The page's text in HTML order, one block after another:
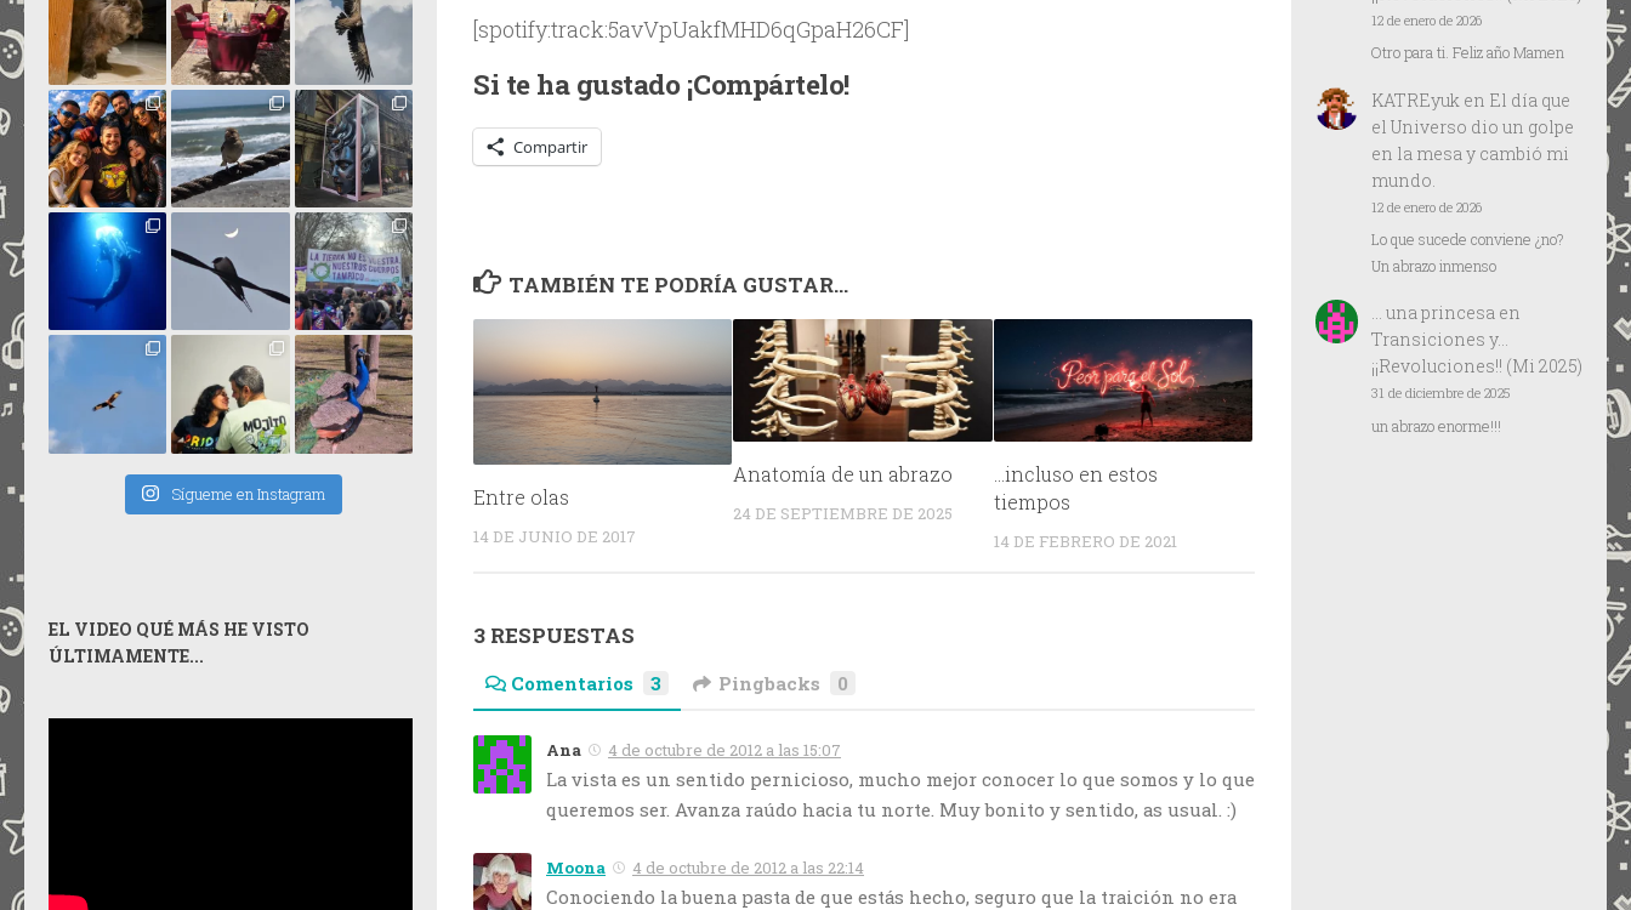
[spotify:track:5avVpUakfMHD6qGpaH26CF]
Si te ha gustado ¡Compártelo!
Compartir
TAMBIÉN TE PODRÍA GUSTAR...
Entre olas
14 DE JUNIO DE 2017
Anatomía de un abrazo
24 DE SEPTIEMBRE DE 2025
…incluso en estos
tiempos
14 DE FEBRERO DE 2021
3 RESPUESTAS
Comentarios 3 Pingbacks 0
Ana 4 de octubre de 2012 a las 15:07
La vista es un sentido pernicioso, mucho mejor conocer lo que somos y lo que
queremos ser. Avanza raúdo hacia tu norte. Muy bonito y sentido, as usual. :)
Moona 4 de octubre de 2012 a las 22:14
Conociendo la buena pasta de que estás hecho, seguro que la traición no era
Sígueme en Instagram
EL VIDEO QUÉ MÁS HE VISTO
ÚLTIMAMENTE...
12 de enero de 2026
Otro para ti. Feliz año Mamen
KATREyuk en El día que
el Universo dio un golpe
en la mesa y cambió mi
mundo.
12 de enero de 2026
Lo que sucede conviene ¿no?
Un abrazo inmenso
… una princesaen
Transiciones y…
¡¡Revoluciones!! (Mi 2025)
31 de diciembre de 2025
un abrazo enorme!!!